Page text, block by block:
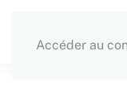
Accéder au